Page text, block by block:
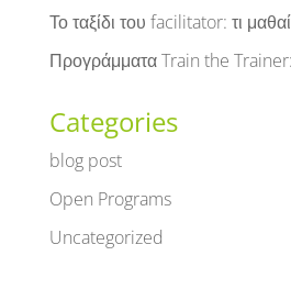
Το ταξίδι του facilitator: τι
Προγράμματα Train the
Categories
blog post
Open Programs
Uncategorized